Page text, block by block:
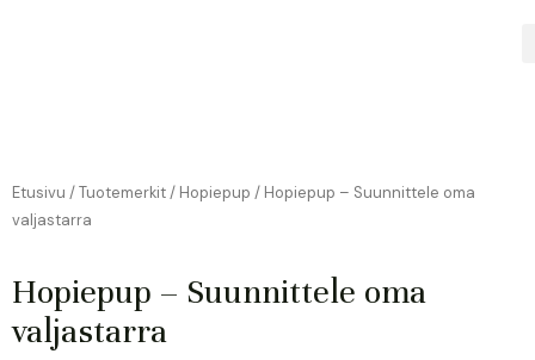
Etusivu /Tuotemerkit/ Hopiepup / Hopiepup – Suunnittele oma
valjastarra
Hopiepup – Suunnittele oma
valjastarra